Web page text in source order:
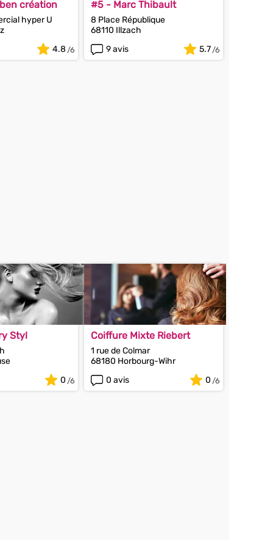
création
hyper U
4.8
#5 - Marc Thibault
8 Place République
68110 Illzach
9 avis
5.7
Styl
0
Coiffure Mixte Riebert
1 rue de Colmar
68180 Horbourg-Wihr
0 avis
0